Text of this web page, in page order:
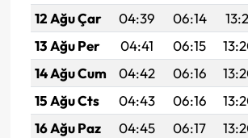
12 Ağu Çar
04:39 06:14
13 Ağu Per
04:41 06:15
14 Ağu Cum
04:42 06:16
15 Ağu Cts
04:43 06:16
16 Ağu Paz
04:45 06:17